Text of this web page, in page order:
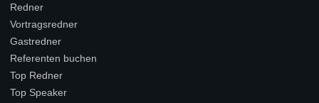
Redner
Vortragsredner
Gastredner
Referenten buchen
Top Redner
Top Speaker